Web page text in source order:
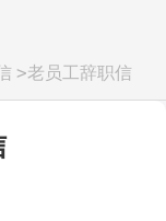
>老员工辞职信